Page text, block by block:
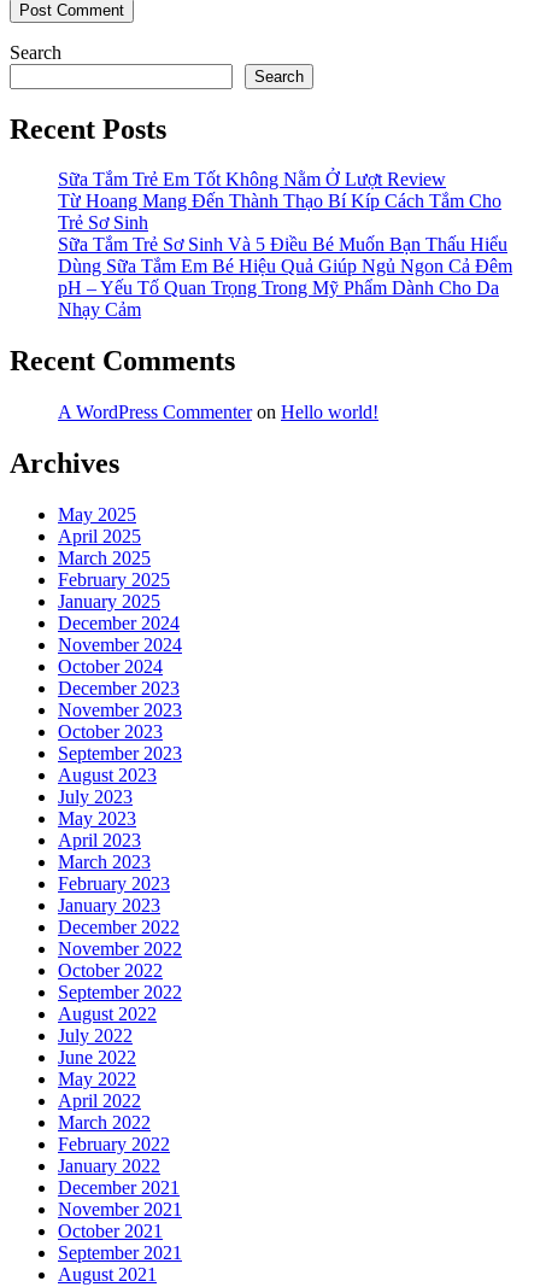
Search
Search
Recent Posts
Sữa Tắm Trẻ Em Tốt Không Nằm Ở Lượt Review
Từ Hoang Mang Đến Thành Thạo Bí Kíp Cách Tắm Cho
Trẻ Sơ Sinh
Sữa Tắm Trẻ Sơ Sinh Và 5 Điều Bé Muốn Bạn Thấu Hiểu
Dùng Sữa Tắm Em Bé Hiệu Quả Giúp Ngủ Ngon Cả Đêm
pH – Yếu Tố Quan Trọng Trong Mỹ Phẩm Dành Cho Da
Nhạy Cảm
Recent Comments
A WordPress Commenteron Hello world!
Archives
May 2025
April 2025
March 2025
February 2025
January 2025
December 2024
November 2024
October 2024
December 2023
November 2023
October 2023
September 2023
August 2023
July 2023
May 2023
April 2023
March 2023
February 2023
January 2023
December 2022
November 2022
October 2022
September 2022
August 2022
July 2022
June 2022
May 2022
April 2022
March 2022
February 2022
January 2022
December 2021
November 2021
October 2021
September 2021
August 2021